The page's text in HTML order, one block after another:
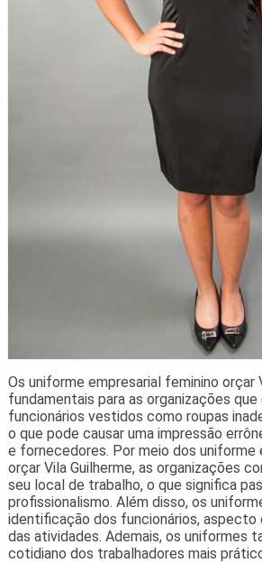
Os uniforme empresarial feminino orçar
fundamentais para as organizações
funcionários vestidos como roupas
o que pode causar uma impressão
e fornecedores. Por meio dos uniforme
orçar Vila Guilherme, as organizações
seu local de trabalho, o que significa
profissionalismo. Além disso, os
identificação dos funcionários, aspecto
das atividades. Ademais, os uniformes
cotidiano dos trabalhadores mais